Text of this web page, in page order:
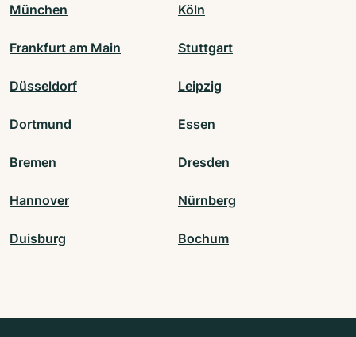
München Köln
Frankfurt am Main Stuttgart
Düsseldorf Leipzig
Dortmund Essen
Bremen Dresden
Hannover Nürnberg
Duisburg Bochum